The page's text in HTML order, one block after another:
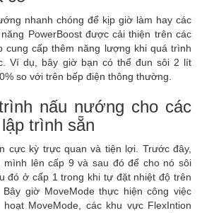
nhanh chóng để kịp giờ làm hay các
PowerBoost được cải thiện trên các
cung cấp thêm năng lượng khi quá trình
Ví dụ, bây giờ bạn có thể đun sôi 2 lít
so với trên bếp điện thông thường.
nấu nướng cho các
trình sẵn
cực kỳ trực quan và tiện lợi. Trước đây,
mình lên cấp 9 và sau đó để cho nó sôi
đó ở cấp 1 trong khi tự đặt nhiệt độ trên
giờ MoveMode thực hiện công việc
MoveMode, các khu vực FlexIntion